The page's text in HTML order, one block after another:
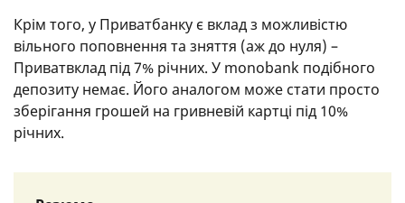
Крім того, у Приватбанку є вклад з можливістю
вільного поповнення та зняття (аж до нуля) –
Приватвклад під 7% річних. У monobank подібного
депозиту немає. Його аналогом може стати просто
зберігання грошей на гривневій картці під 10%
річних.